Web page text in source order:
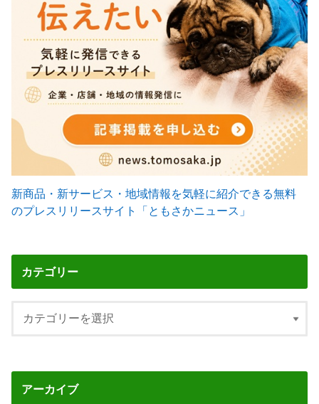
新商品・新サービス・地域情報を気軽に紹介できる無料
のプレスリリースサイト「ともさかニュース」
カテゴリー
アーカイブ